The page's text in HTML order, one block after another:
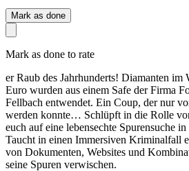
Mark as done
Mark as done to rate
er Raub des Jahrhunderts! Diamanten
Euro wurden aus einem Safe der Firma
Fellbach entwendet. Ein Coup, der nur
werden konnte… Schlüpft in die Rolle
euch auf eine lebensechte Spurensuche
Taucht in einen Immersiven Kriminalfall
von Dokumenten, Websites und
seine Spuren verwischen.